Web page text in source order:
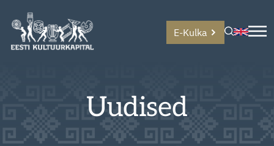
E-Kulka
Uudised